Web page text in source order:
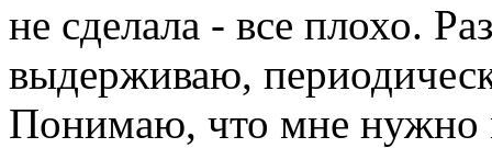
не сделала - все плохо.
выдерживаю,
Понимаю, что мне нужно